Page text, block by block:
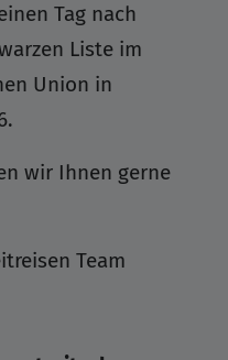
Tag nach
Liste im
Union in
wir Ihnen gerne
Team